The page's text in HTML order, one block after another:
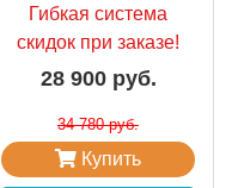
Гибкая система
скидок при заказе!
28 900 руб.
34 780 руб.
Купить